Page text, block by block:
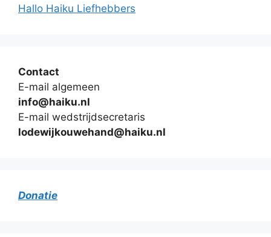
Hallo Haiku Liefhebbers
Contact
E-mail algemeen
info@haiku.nl
E-mail wedstrijdsecretaris
lodewijkouwehand@haiku.nl
Donatie